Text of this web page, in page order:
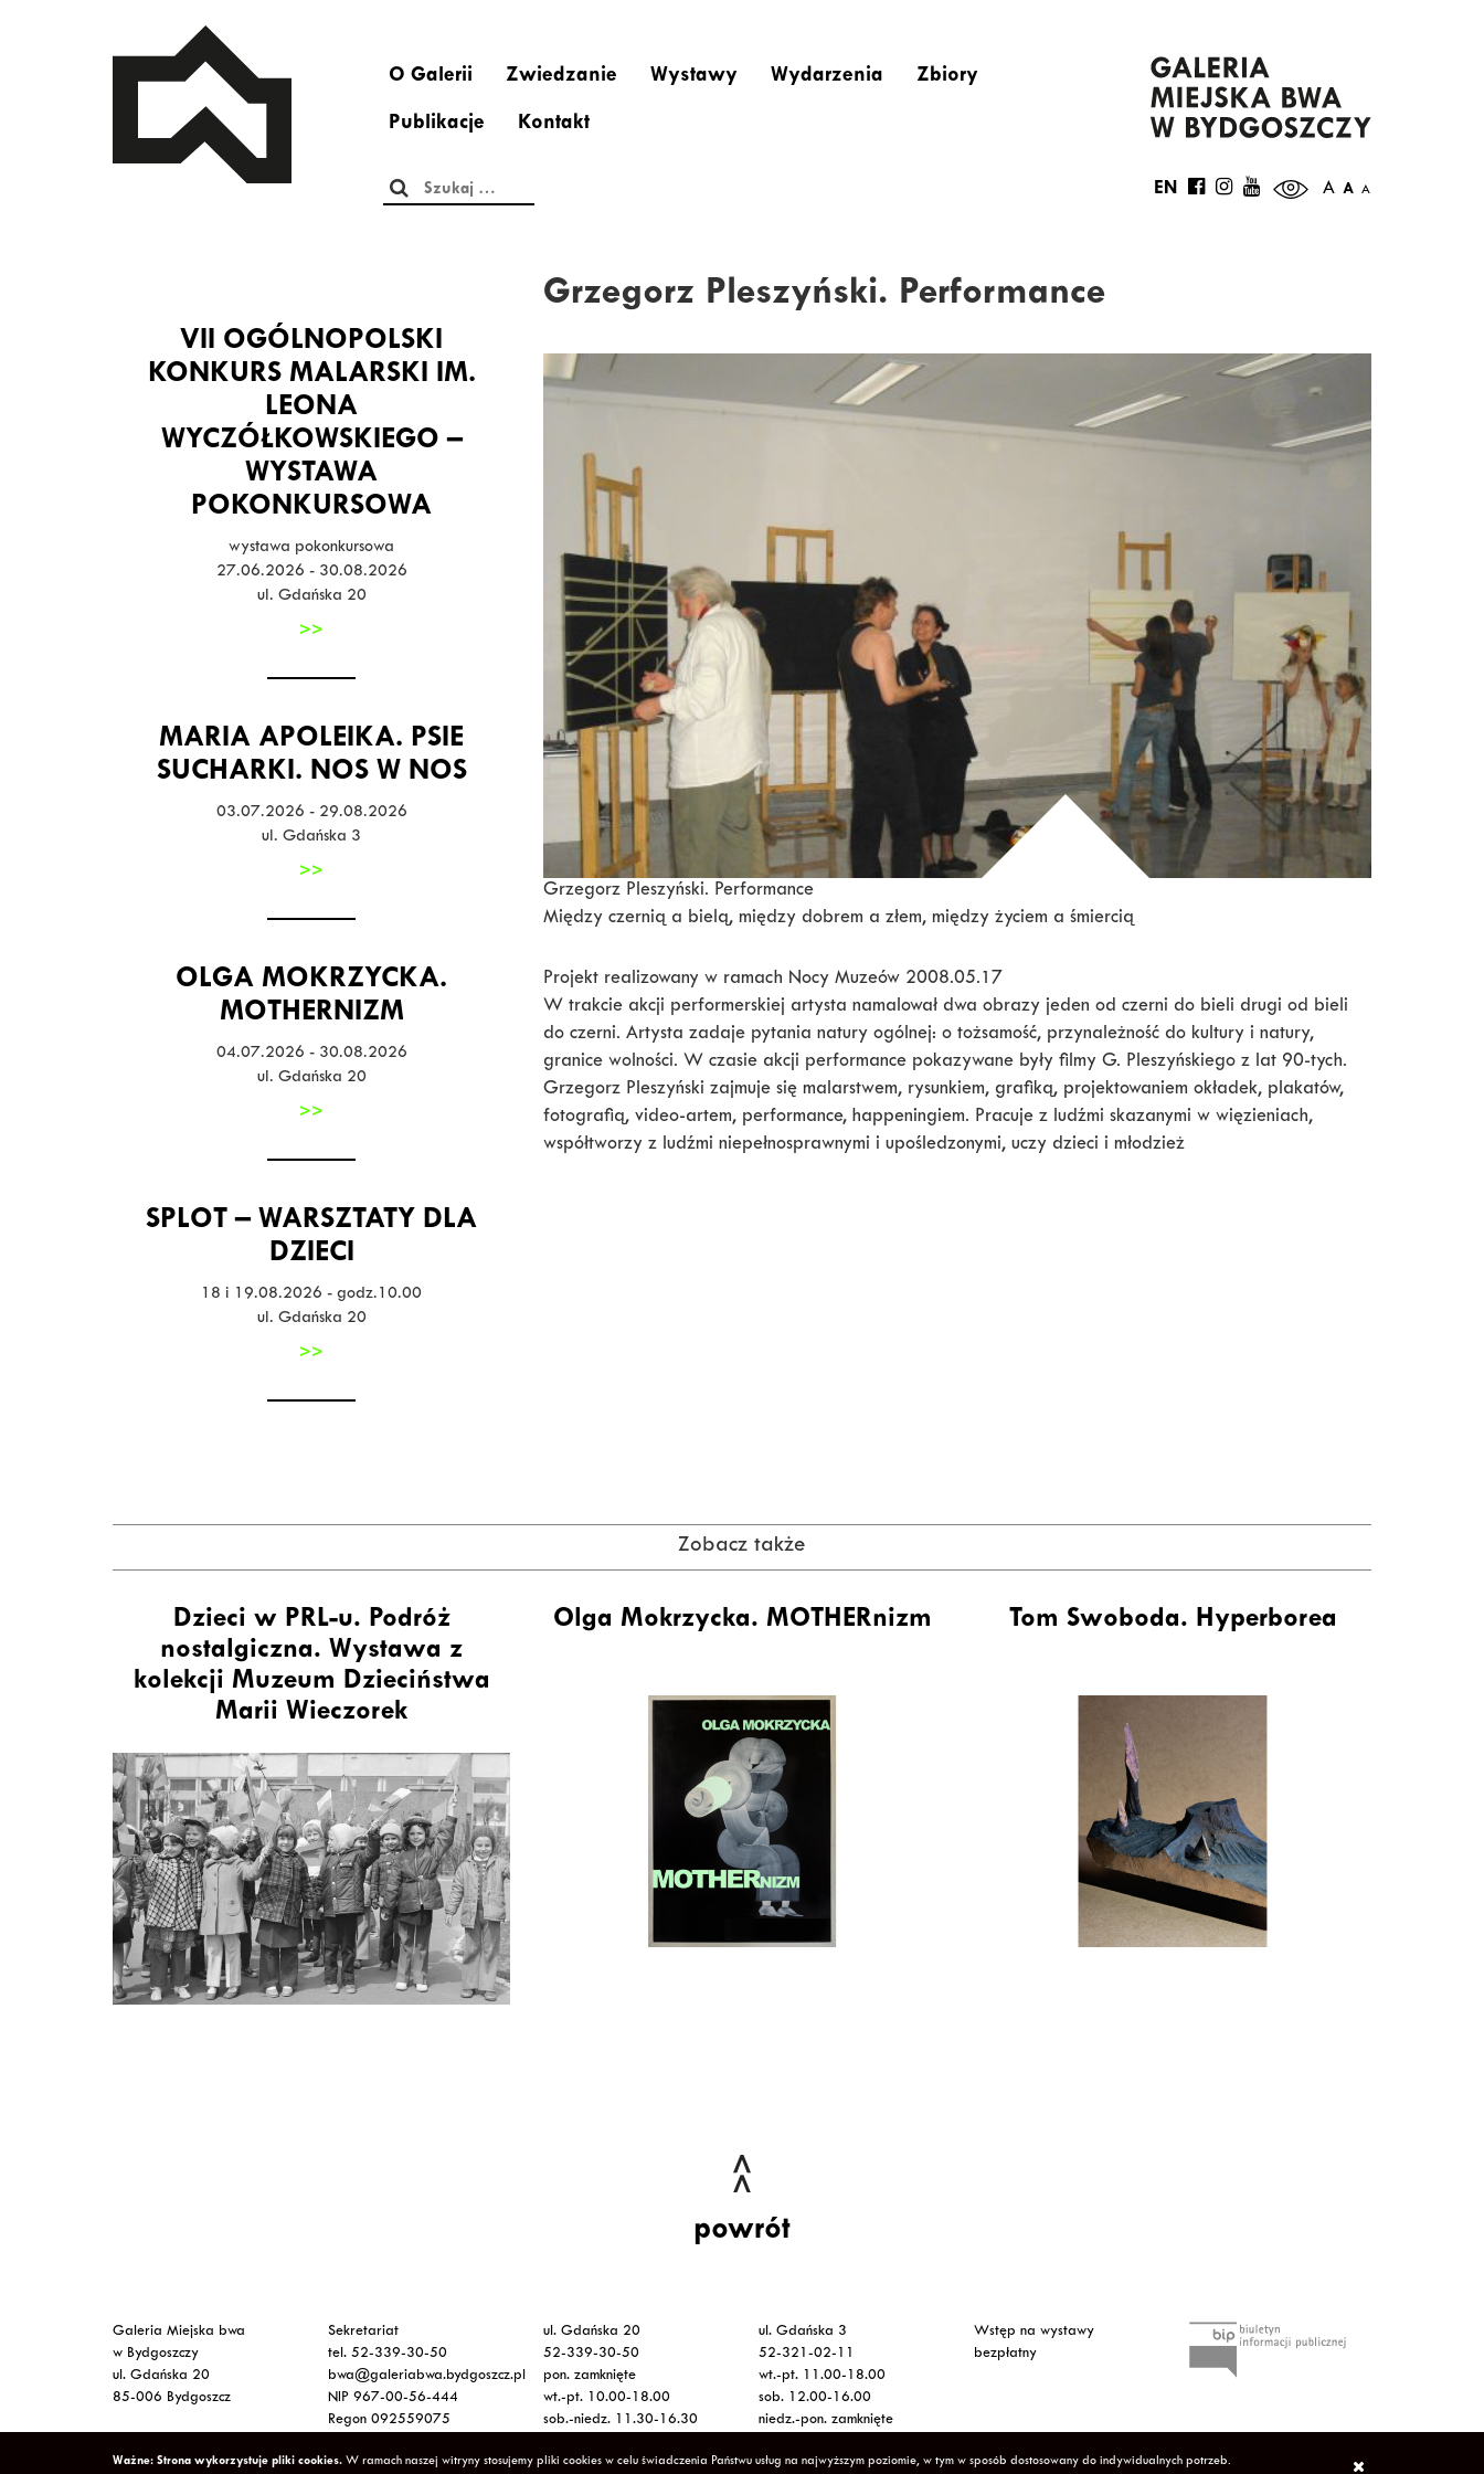
O Galerii Zwiedzanie Wystawy Wydarzenia Zbiory
Publikacje Kontakt
Szukaj: A A A
EN
VII OGÓLNOPOLSKI
KONKURS MALARSKI IM.
LEONA
WYCZÓŁKOWSKIEGO –
WYSTAWA
POKONKURSOWA
wystawa pokonkursowa
27.06.2026 - 30.08.2026
ul. Gdańska 20
>>
MARIA APOLEIKA. PSIE
SUCHARKI. NOS W NOS
03.07.2026 - 29.08.2026
ul. Gdańska 3
>>
OLGA MOKRZYCKA.
MOTHERNIZM
04.07.2026 - 30.08.2026
ul. Gdańska 20
>>
SPLOT – WARSZTATY DLA
DZIECI
18 i 19.08.2026 - godz.10.00
ul. Gdańska 20
>>
Grzegorz Pleszyński. Performance
Grzegorz Pleszyński. Performance
Między czernią a bielą, między dobrem a złem, między życiem a śmiercią
Projekt realizowany w ramach Nocy Muzeów 2008.05.17
W trakcie akcji performerskiej artysta namalował dwa obrazy jeden od czerni do bieli drugi od bieli
do czerni. Artysta zadaje pytania natury ogólnej: o tożsamość, przynależność do kultury i natury,
granice wolności. W czasie akcji performance pokazywane były filmy G. Pleszyńskiego z lat 90-tych.
Grzegorz Pleszyński zajmuje się malarstwem, rysunkiem, grafiką, projektowaniem okładek, plakatów,
fotografią, video-artem, performance, happeningiem. Pracuje z ludźmi skazanymi w więzieniach,
współtworzy z ludźmi niepełnosprawnymi i upośledzonymi, uczy dzieci i młodzież
Zobacz także
Dzieci w PRL-u. Podróż
nostalgiczna. Wystawa z
kolekcji Muzeum Dzieciństwa
Marii Wieczorek
Olga Mokrzycka. MOTHERnizm Tom Swoboda. Hyperborea
powrót
Galeria Miejska bwa
w Bydgoszczy
ul. Gdańska 20
85-006 Bydgoszcz
Sekretariat
tel. 52-339-30-50
bwa@galeriabwa.bydgoszcz.pl
NIP 967-00-56-444
Regon 092559075
ul. Gdańska 20
52-339-30-50
pon. zamknięte
wt.-pt. 10.00-18.00
sob.-niedz. 11.30-16.30
ul. Gdańska 3
52-321-02-11
wt.-pt. 11.00-18.00
sob. 12.00-16.00
niedz.-pon. zamknięte
Wstęp na wystawy
bezpłatny
Ważne: Strona wykorzystuje pliki cookies. W ramach naszej witryny stosujemy pliki cookies w celu świadczenia Państwu usług na najwyższym poziomie, w tym w sposób dostosowany do indywidualnych potrzeb.